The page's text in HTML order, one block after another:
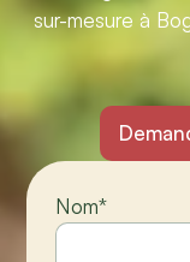
sur-mesure à
Nom*